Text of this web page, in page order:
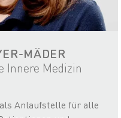
MÄDER
Innere Medizin
Anlaufstelle für alle